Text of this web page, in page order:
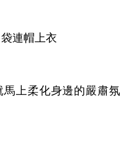
連帽上衣
上柔化身邊的嚴肅氛